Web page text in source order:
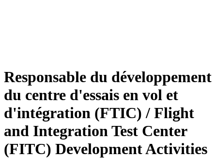
Responsable du développement
du centre d'essais en vol et
d'intégration (FTIC) / Flight
and Integration Test Center
(FITC) Development Activities